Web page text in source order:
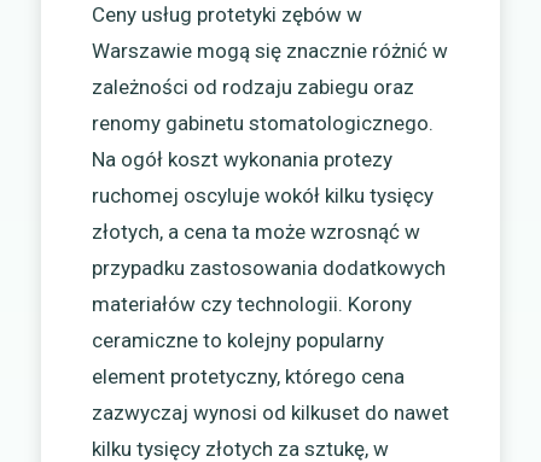
Ceny usług protetyki zębów w
Warszawie mogą się znacznie różnić w
zależności od rodzaju zabiegu oraz
renomy gabinetu stomatologicznego.
Na ogół koszt wykonania protezy
ruchomej oscyluje wokół kilku tysięcy
złotych, a cena ta może wzrosnąć w
przypadku zastosowania dodatkowych
materiałów czy technologii. Korony
ceramiczne to kolejny popularny
element protetyczny, którego cena
zazwyczaj wynosi od kilkuset do nawet
kilku tysięcy złotych za sztukę, w